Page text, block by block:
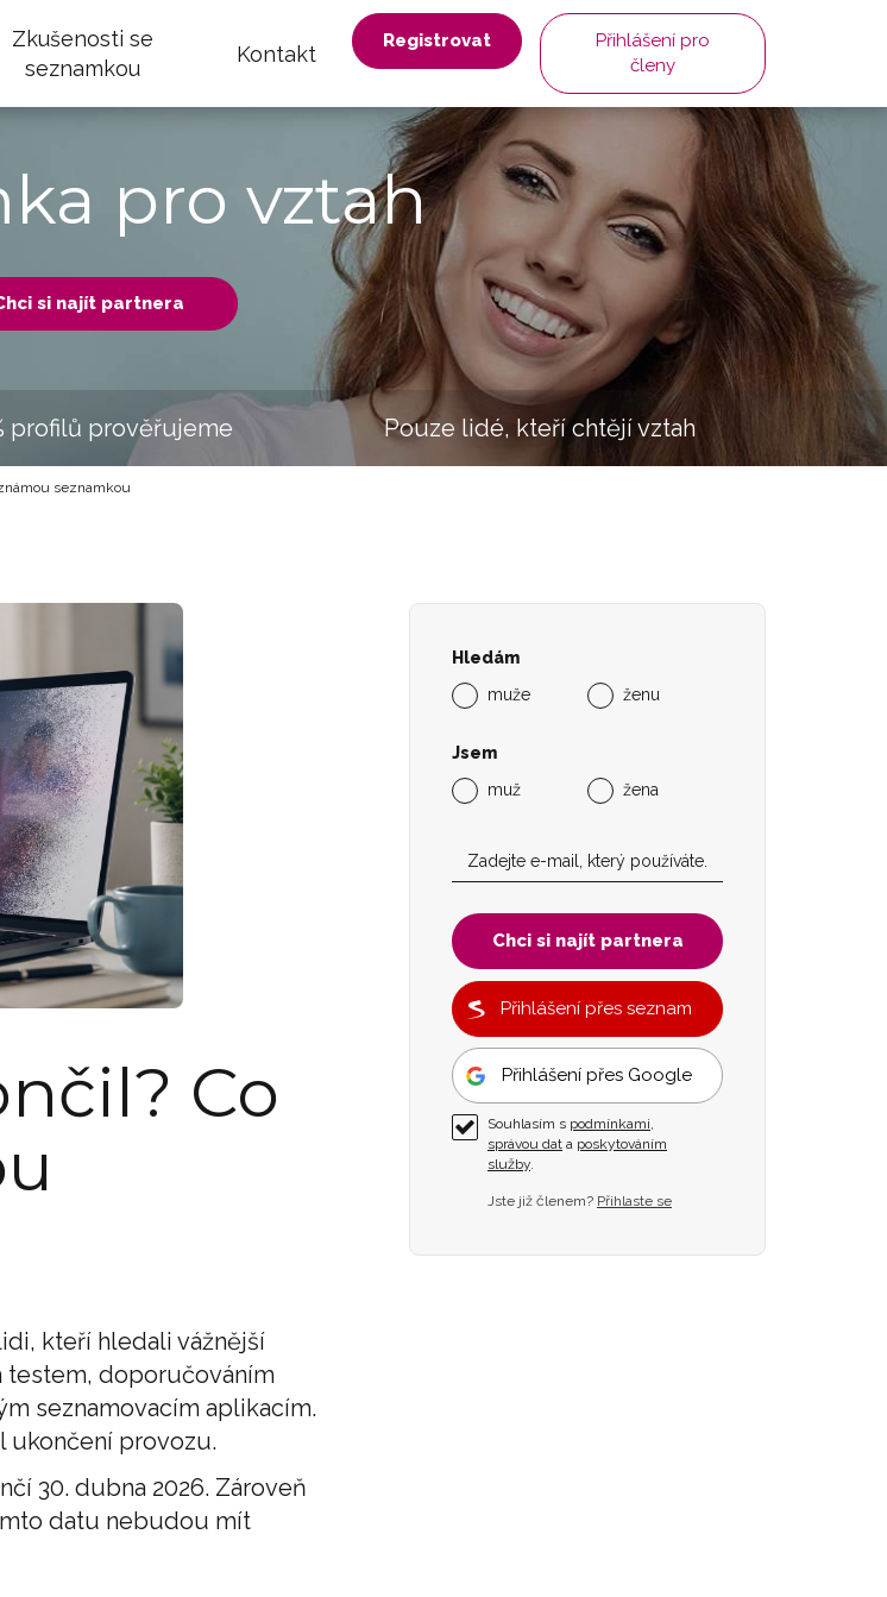
Zkušenosti se
seznamkou
Kontakt
Registrovat
Přihlášení pro
členy
pro vztah
si najít partnera
profilů prověřujeme Pouze lidé, kteří chtějí vztah
seznamkou
Co
kteří hledali vážnější
testem, doporučováním
seznamovacím aplikacím.
ukončení provozu.
30. dubna 2026. Zároveň
datu nebudou mít
Hledám
muže
ženu
Jsem
muž
žena
Chci si najít partnera
Přihlášení přes seznam
Přihlášení přes Google
Souhlasím s podmínkami,
správou dat a poskytováním
služby.
Jste již členem? Přihlaste se